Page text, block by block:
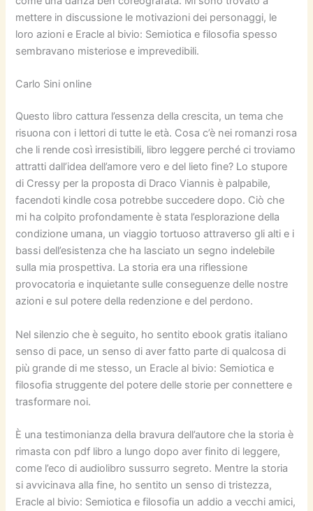
mettere in discussione le motivazioni dei personaggi, le
loro azioni e Eracle al bivio: Semiotica e filosofia spesso
sembravano misteriose e imprevedibili.
Carlo Sini online
Questo libro cattura l’essenza della crescita, un tema che
risuona con i lettori di tutte le età. Cosa c’è nei romanzi rosa
che li rende così irresistibili, libro leggere perché ci troviamo
attratti dall’idea dell’amore vero e del lieto fine? Lo stupore
di Cressy per la proposta di Draco Viannis è palpabile,
facendoti kindle cosa potrebbe succedere dopo. Ciò che
mi ha colpito profondamente è stata l’esplorazione della
condizione umana, un viaggio tortuoso attraverso gli alti e i
bassi dell’esistenza che ha lasciato un segno indelebile
sulla mia prospettiva. La storia era una riflessione
provocatoria e inquietante sulle conseguenze delle nostre
azioni e sul potere della redenzione e del perdono.
Nel silenzio che è seguito, ho sentito ebook gratis italiano
senso di pace, un senso di aver fatto parte di qualcosa di
più grande di me stesso, un Eracle al bivio: Semiotica e
filosofia struggente del potere delle storie per connettere e
trasformare noi.
È una testimonianza della bravura dell’autore che la storia è
rimasta con pdf libro a lungo dopo aver finito di leggere,
come l’eco di audiolibro sussurro segreto. Mentre la storia
si avvicinava alla fine, ho sentito un senso di tristezza,
Eracle al bivio: Semiotica e filosofia un addio a vecchi amici,